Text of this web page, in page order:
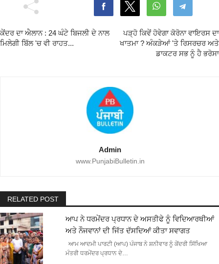
ਕੇਂਦਰ ਦਾ ਐਲਾਨ : 24 ਘੰਟੇ ਬਿਜਲੀ ਦੇ ਨਾਲ
ਮਿਲੇਗੀ ਬਿੱਲ 'ਚ ਵੀ ਰਾਹਤ...
ਪੜ੍ਹੋ ਕਿਵੇਂ ਹੋਵੇਗਾ ਕੋਰੋਨਾ ਵਾਇਰਸ ਦਾ
ਖਾਤਮਾ ? ਅੰਕੜੇਆਂ 'ਤੇ ਰਿਸਰਚਰ ਅਤੇ
ਡਾਕਟਰ ਸਭ ਨੂੰ ਹੈ ਭਰੋਸਾ
Admin
www.PunjabiBulletin.in
RELATED POST
ਆਪ ਨੇ ਧਰਮੇਂਦਰ ਪ੍ਰਧਾਨ ਦੇ ਅਸਤੀਫੇ ਨੂੰ ਵਿਦਿਆਰਥੀਆਂ
ਅਤੇ ਨੌਜਵਾਨਾਂ ਦੀ ਜਿੱਤ ਦੱਸਦਿਆਂ ਕੀਤਾ ਸਵਾਗਤ
ਆਮ ਆਦਮੀ ਪਾਰਟੀ (ਆਪ) ਪੰਜਾਬ ਨੇ ਸ਼ਨੀਵਾਰ ਨੂੰ ਕੇਂਦਰੀ ਸਿੱਖਿਆ
ਮੰਤਰੀ ਧਰਮੇਂਦਰ ਪ੍ਰਧਾਨ ਦੇ…